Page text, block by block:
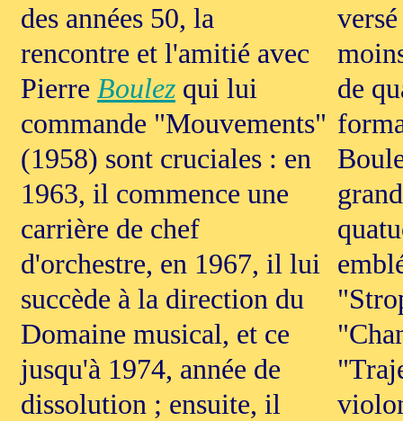
des années 50, la
rencontre et l'amitié avec
Pierre Boulez qui lui
commande "Mouvements"
(1958) sont cruciales : en
1963, il commence une
carrière de chef
d'orchestre, en 1967, il lui
succède à la direction du
Domaine musical, et ce
jusqu'à 1974, année de
dissolution ; ensuite, il
de